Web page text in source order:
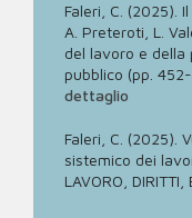
Faleri, C. (2025).
A. Preteroti, L.
del lavoro e della
pubblico (pp.
dettaglio
Faleri, C. (2025).
sistemico dei
LAVORO, DIRITTI,